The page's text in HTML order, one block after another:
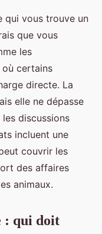
qui vous trouve un
que vous
les
où certains
directe. La
elle ne dépasse
les discussions
incluent une
couvrir les
des affaires
animaux.
: qui doit